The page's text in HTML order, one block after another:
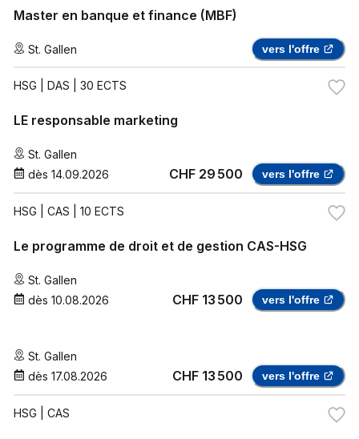
Master en banque et finance (MBF)
St. Gallen vers l'offre
HSG | DAS | 30 ECTS
LE responsable marketing
St. Gallen
dès 14.09.2026 CHF 29 500 vers l'offre
HSG | CAS | 10 ECTS
Le programme de droit et de gestion CAS-HSG
St. Gallen
dès 10.08.2026 CHF 13 500 vers l'offre
St. Gallen
dès 17.08.2026 CHF 13 500 vers l'offre
HSG | CAS